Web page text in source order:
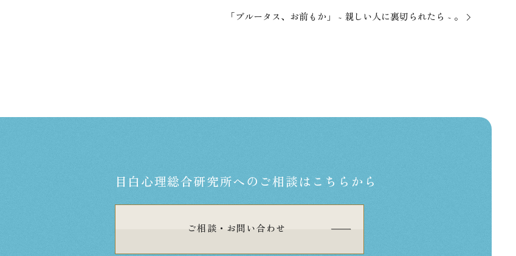
⁡「ブルータス、お前もか」 ~ 親しい人に裏切られたら ~ 。
目白心理総合研究所への ご相談はこちらから
ご相談・ お問い合わせ